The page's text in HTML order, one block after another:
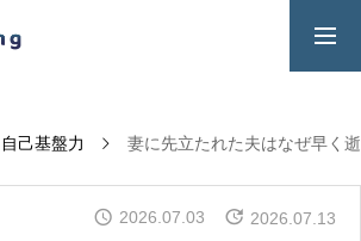
トプログラム
自己基盤力 妻に先立たれた夫はなぜ早く
2026.07.03 2026.07.13